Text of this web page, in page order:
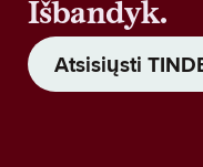
Išbandyk.
Atsisiųsti